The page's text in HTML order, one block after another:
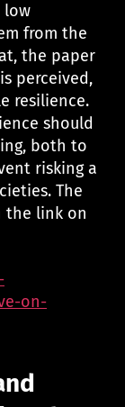
low
from the
the paper
perceived,
resilience.
should
both to
risking a
The
the link on
on-